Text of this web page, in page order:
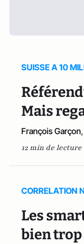
SUISSE A 10
Mais
François Garçon,
12 min de lecture
CORRELATION
Les
bien